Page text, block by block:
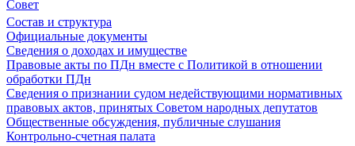
Совет
Состав и структура
Официальные документы
Сведения о доходах и имуществе
Правовые акты по ПДн вместе с Политикой в отношении
обработки ПДн
Сведения о признании судом недействующими нормативных
правовых актов, принятых Советом народных депутатов
Общественные обсуждения, публичные слушания
Контрольно-счетная палата